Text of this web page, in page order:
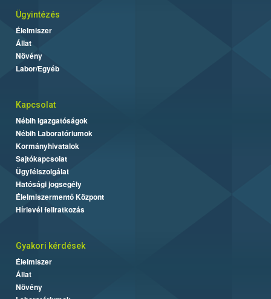
Ügyintézés
Élelmiszer
Állat
Növény
Labor/Egyéb
Kapcsolat
Nébih Igazgatóságok
Nébih Laboratóriumok
Kormányhivatalok
Sajtókapcsolat
Ügyfélszolgálat
Hatósági jogsegély
Élelmiszermentő Központ
Hírlevél feliratkozás
Gyakori kérdések
Élelmiszer
Állat
Növény